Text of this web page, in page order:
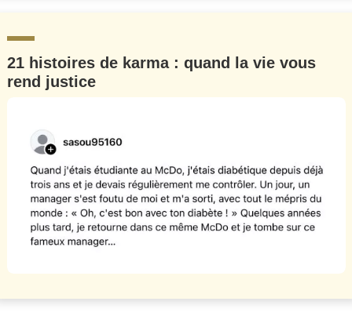
21 histoires de karma : quand la vie vous
rend justice